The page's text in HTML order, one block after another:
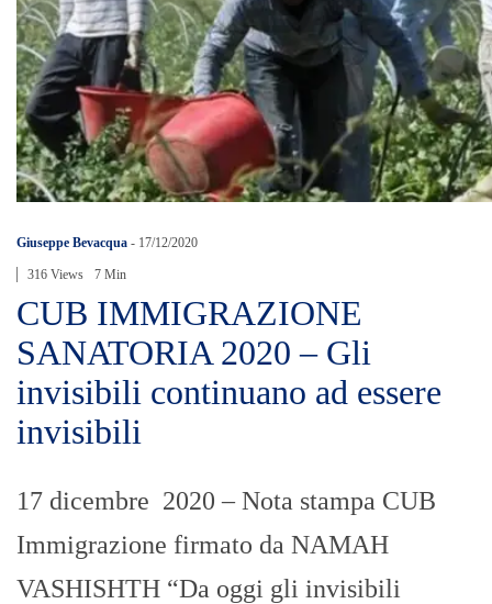
Giuseppe Bevacqua - 17/12/2020
316 Views 7 Min
CUB IMMIGRAZIONE
SANATORIA 2020 – Gli
invisibili continuano ad essere
invisibili
17 dicembre 2020 – Nota stampa CUB
Immigrazione firmato da NAMAH
VASHISHTH “Da oggi gli invisibili